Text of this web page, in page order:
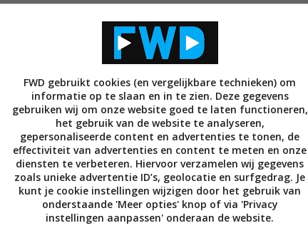
dat Toshiba bezig was met de ontwikkeling van
van de multi-parallax techniek. Deze techniek moet
de kijkhoeken zouden ook vergroot worden.
een mooi dun lijstje omheen bouwt, maar meer
FWD gebruikt cookies (en vergelijkbare technieken) om
informatie op te slaan en in te zien. Deze gegevens
gebruiken wij om onze website goed te laten functioneren,
het gebruik van de website te analyseren,
gepersonaliseerde content en advertenties te tonen, de
effectiviteit van advertenties en content te meten en onze
diensten te verbeteren. Hiervoor verzamelen wij gegevens
zoals unieke advertentie ID’s, geolocatie en surfgedrag. Je
kunt je cookie instellingen wijzigen door het gebruik van
onderstaande 'Meer opties' knop of via 'Privacy
instellingen aanpassen' onderaan de website.